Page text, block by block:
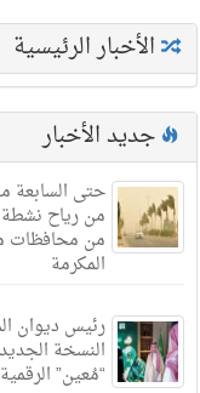
الأخبار الرئيسية
جديد الأخبار
حتى السابعة
من رياح
من محافظات
المكرمة
رئيس ديوان
النسخة
“مُعين” الرقمية